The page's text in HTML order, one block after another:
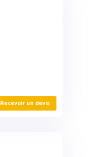
Recevoir un devis